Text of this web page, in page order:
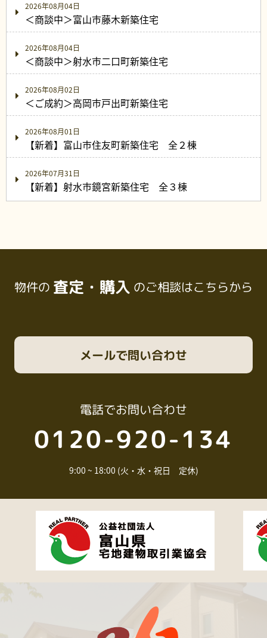
2026年08月04日
＜商談中＞富山市藤木新築住宅
2026年08月04日
＜商談中＞射水市二口町新築住宅
2026年08月02日
＜ご成約＞高岡市戸出町新築住宅
2026年08月01日
【新着】富山市住友町新築住宅 全２棟
2026年07月31日
【新着】射水市鏡宮新築住宅 全３棟
物件の 査定・購入 のご相談はこちらから
電話でお問い合わせ
0120-920-134
9:00 ~ 18:00 (火・水・祝日 定休)
メールで問い合わせ